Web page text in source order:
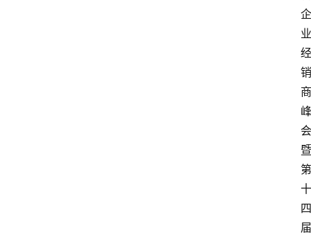
企
业
经
销
商
峰
会
暨
第
十
四
届